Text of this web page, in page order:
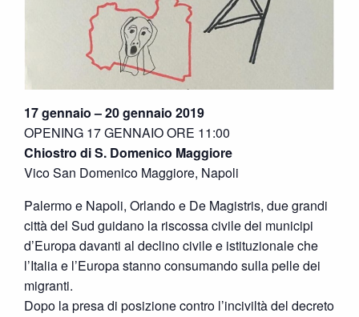
17 gennaio – 20 gennaio 2019
OPENING 17 GENNAIO ORE 11:00
Chiostro di S. Domenico Maggiore
Vico San Domenico Maggiore, Napoli
Palermo e Napoli, Orlando e De Magistris, due grandi
città del Sud guidano la riscossa civile dei municipi
d’Europa davanti al declino civile e istituzionale che
l’Italia e l’Europa stanno consumando sulla pelle dei
migranti.
Dopo la presa di posizione contro l’inciviltà del decreto